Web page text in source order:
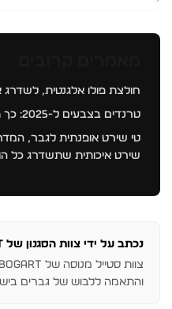
חולצת פולו אלגנטית,
טרנדים בצבעים ל-2025: כך תכניסו סטייל בצבע לכל לוק
טי שירט אופנתית לגבר,
שירט איכותית שתשדרג כל
נכתב על ידי צוות הסגנון של BOGART
והתאמה ללבוש של גברים